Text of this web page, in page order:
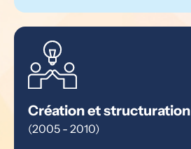
Création et structuration
(2005 - 2010)